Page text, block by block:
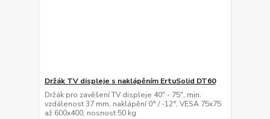
Držák TV displeje s naklápěním ErtuSolid DT60
Držák pro zavěšení TV displeje 40" - 75", min.
vzdálenost 37 mm, naklápění 0° / -12°, VESA 75x75
až 600x400, nosnost 50 kg